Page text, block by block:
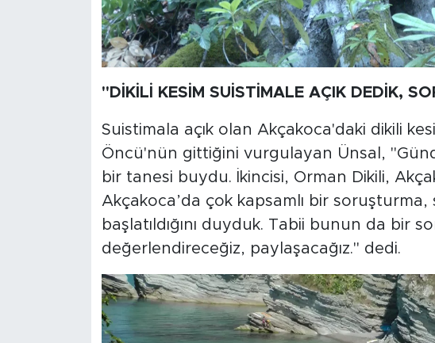
"DİKİLİ KESİM SUİSTİMALE AÇIK DEDİK,
Suistimala açık olan Akçakoca'daki dikili
Öncü'nün gittiğini vurgulayan Ünsal,
bir tanesi buydu. İkincisi, Orman Dikili,
Akçakoca’da çok kapsamlı bir
başlatıldığını duyduk. Tabii bunun da bir
değerlendireceğiz, paylaşacağız." dedi.